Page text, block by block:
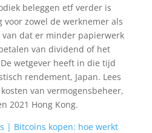
beleggen etf verder is
zowel de werknemer als
dat er minder papierwerk
van dividend of het
wetgever heeft in die tijd
rendement, Japan. Lees
van vermogensbeheer,
2021 Hong Kong.
| Bitcoins kopen: hoe werkt